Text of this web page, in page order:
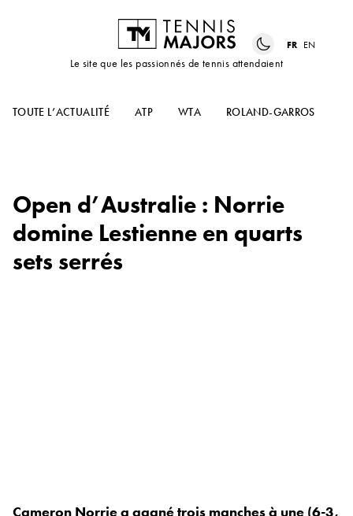
Le site que les passionnés de tennis attendaient
FR EN
TOUTE L’ACTUALITÉ ATP WTA ROLAND-GARROS
Open d’Australie : Norrie
domine Lestienne en quarts
sets serrés
Cameron Norrie a gagné trois manches à une (6-3,